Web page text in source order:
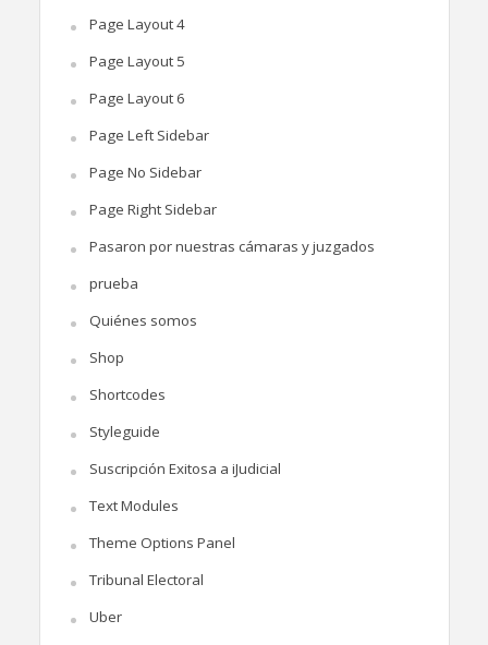
Page Layout 4
Page Layout 5
Page Layout 6
Page Left Sidebar
Page No Sidebar
Page Right Sidebar
Pasaron por nuestras cámaras y juzgados
prueba
Quiénes somos
Shop
Shortcodes
Styleguide
Suscripción Exitosa a iJudicial
Text Modules
Theme Options Panel
Tribunal Electoral
Uber